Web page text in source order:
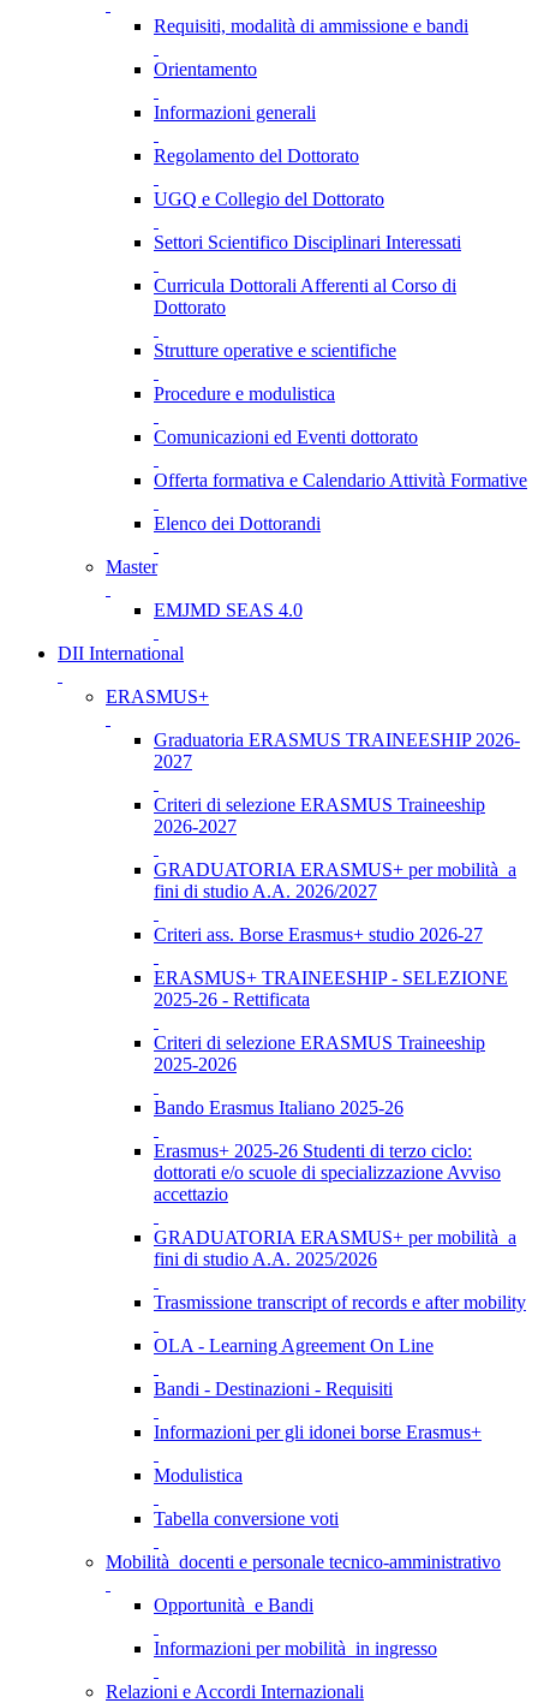
Requisiti, modalità di ammissione e bandi
Orientamento
Informazioni generali
Regolamento del Dottorato
UGQ e Collegio del Dottorato
Settori Scientifico Disciplinari Interessati
Curricula Dottorali Afferenti al Corso di
Dottorato
Strutture operative e scientifiche
Procedure e modulistica
Comunicazioni ed Eventi dottorato
Offerta formativa e Calendario Attività Formative
Elenco dei Dottorandi
Master
EMJMD SEAS 4.0
DII International
ERASMUS+
Graduatoria ERASMUS TRAINEESHIP 2026-
2027
Criteri di selezione ERASMUS Traineeship
2026-2027
GRADUATORIA ERASMUS+ per mobilità a
fini di studio A.A. 2026/2027
Criteri ass. Borse Erasmus+ studio 2026-27
ERASMUS+ TRAINEESHIP - SELEZIONE
2025-26 - Rettificata
Criteri di selezione ERASMUS Traineeship
2025-2026
Bando Erasmus Italiano 2025-26
Erasmus+ 2025-26 Studenti di terzo ciclo:
dottorati e/o scuole di specializzazione Avviso
accettazio
GRADUATORIA ERASMUS+ per mobilità a
fini di studio A.A. 2025/2026
Trasmissione transcript of records e after mobility
OLA - Learning Agreement On Line
Bandi - Destinazioni - Requisiti
Informazioni per gli idonei borse Erasmus+
Modulistica
Tabella conversione voti
Mobilità docenti e personale tecnico-amministrativo
Opportunità e Bandi
Informazioni per mobilità in ingresso
Relazioni e Accordi Internazionali